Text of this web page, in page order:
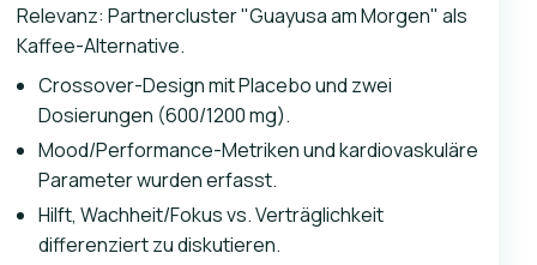
Relevanz: Partnercluster "Guayusa am Morgen" als
Kaffee-Alternative.
Crossover-Design mit Placebo und zwei
Dosierungen (600/1200 mg).
Mood/Performance-Metriken und kardiovaskuläre
Parameter wurden erfasst.
Hilft, Wachheit/Fokus vs. Verträglichkeit
differenziert zu diskutieren.